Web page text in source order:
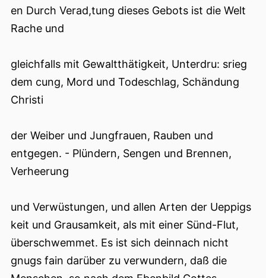
en Durch Verad,tung dieses Gebots ist die Welt
Rache und
gleichfalls mit Gewaltthätigkeit, Unterdru: srieg
dem cung, Mord und Todeschlag, Schändung
Christi
der Weiber und Jungfrauen, Rauben und
entgegen. - Plündern, Sengen und Brennen,
Verheerung
und Verwüstungen, und allen Arten der Ueppigs
keit und Grausamkeit, als mit einer Sünd-Flut,
überschwemmet. Es ist sich deinnach nicht
gnugs fain darüber zu verwundern, daß die